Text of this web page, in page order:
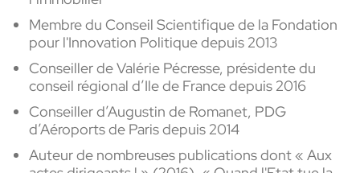
Membre du Conseil Scientifique de la Fondation
pour l'Innovation Politique depuis 2013
Conseiller de Valérie Pécresse, présidente du
conseil régional d’Ile de France depuis 2016
Conseiller d’Augustin de Romanet, PDG
d’Aéroports de Paris depuis 2014
Auteur de nombreuses publications dont« Aux